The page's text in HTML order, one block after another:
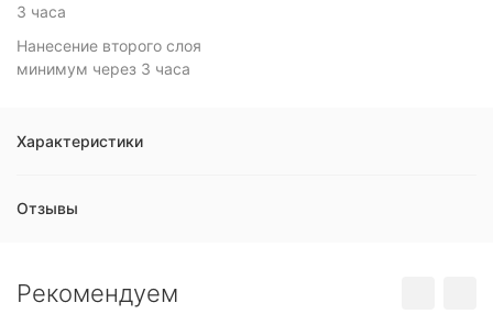
3 часа
Нанесение второго слоя
минимум через 3 часа
Характеристики
Отзывы
Рекомендуем